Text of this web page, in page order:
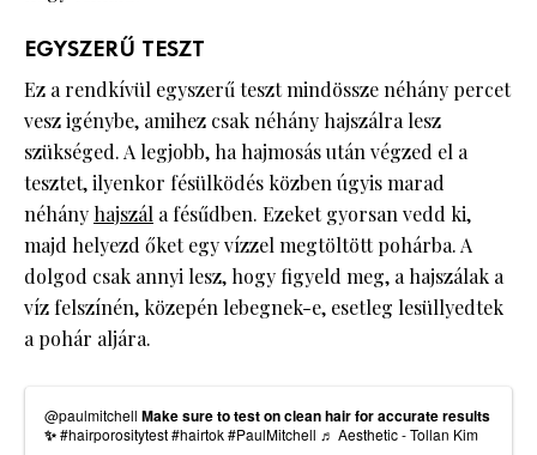
EGYSZERŰ TESZT
Ez a rendkívül egyszerű teszt mindössze néhány percet
vesz igénybe, amihez csak néhány hajszálra lesz
szükséged. A legjobb, ha hajmosás után végzed el a
tesztet, ilyenkor fésülködés közben úgyis marad
néhány hajszál a fésűdben. Ezeket gyorsan vedd ki,
majd helyezd őket egy vízzel megtöltött pohárba. A
dolgod csak annyi lesz, hogy figyeld meg, a hajszálak a
víz felszínén, közepén lebegnek-e, esetleg lesüllyedtek
a pohár aljára.
@paulmitchell Make sure to test on clean hair for accurate results
✨#hairporositytest#hairtok#PaulMitchell ♬ Aesthetic - Tollan Kim